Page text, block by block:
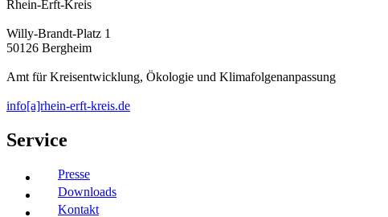
Rhein-Erft-Kreis
Willy-Brandt-Platz 1
50126 Bergheim
Amt für Kreisentwicklung, Ökologie und Klimafolgenanpassung
info[a]rhein-erft-kreis.de
Service
Presse
Downloads
Kontakt